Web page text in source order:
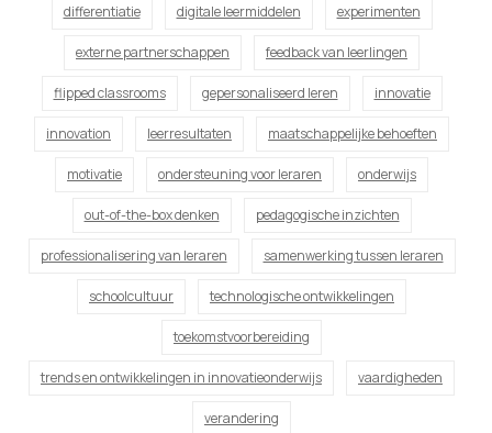
differentiatie digitale leermiddelen experimenten
externe partnerschappen feedback van leerlingen
flipped classrooms gepersonaliseerd leren innovatie
innovation leerresultaten maatschappelijke behoeften
motivatie ondersteuning voor leraren onderwijs
out-of-the-box denken pedagogische inzichten
professionalisering van leraren samenwerking tussen leraren
schoolcultuur technologische ontwikkelingen
toekomstvoorbereiding
trends en ontwikkelingen in innovatieonderwijs vaardigheden
verandering